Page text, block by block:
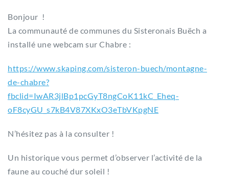
Bonjour !
La communauté de communes du Sisteronais Buëch a
installé une webcam sur Chabre :
https://www.skaping.com/sisteron-buech/montagne-
de-chabre?
fbclid=IwAR3jlBp1pcGyT8ngCoK11kC_Eheq-
oF8cyGU_s7kB4V87XKxO3eTbVKpgNE
N’hésitez pas à la consulter !
Un historique vous permet d’observer l’activité de la
faune au couché dur soleil !